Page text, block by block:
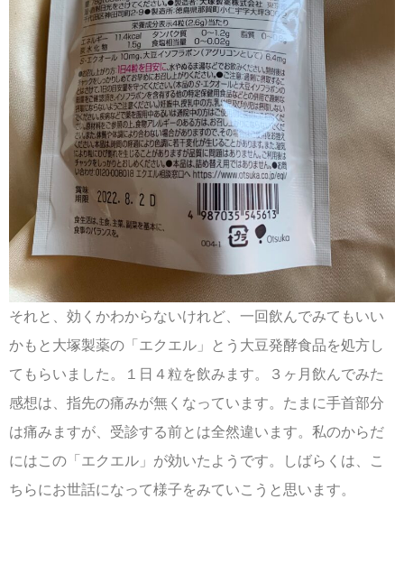
それと、効くかわからないけれど、一回飲んでみてもいい
かもと大塚製薬の「エクエル」とう大豆発酵食品を処方し
てもらいました。１日４粒を飲みます。３ヶ月飲んでみた
感想は、指先の痛みが無くなっています。たまに手首部分
は痛みますが、受診する前とは全然違います。私のからだ
にはこの「エクエル」が効いたようです。しばらくは、こ
ちらにお世話になって様子をみていこうと思います。